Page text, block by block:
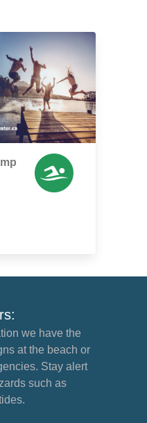
we have the
at the beach or
Stay alert
such as